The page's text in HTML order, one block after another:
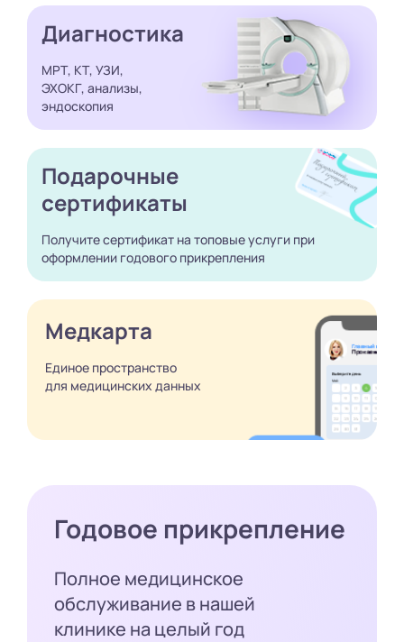
Диагностика
МРТ, КТ, УЗИ,
ЭХОКГ, анализы,
эндоскопия
Подарочные
сертификаты
Получите сертификат на топовые услуги при
оформлении годового прикрепления
Медкарта
Единое пространство
для медицинских данных
Годовое прикрепление
Полное медицинское
обслуживание в нашей
клинике на целый год